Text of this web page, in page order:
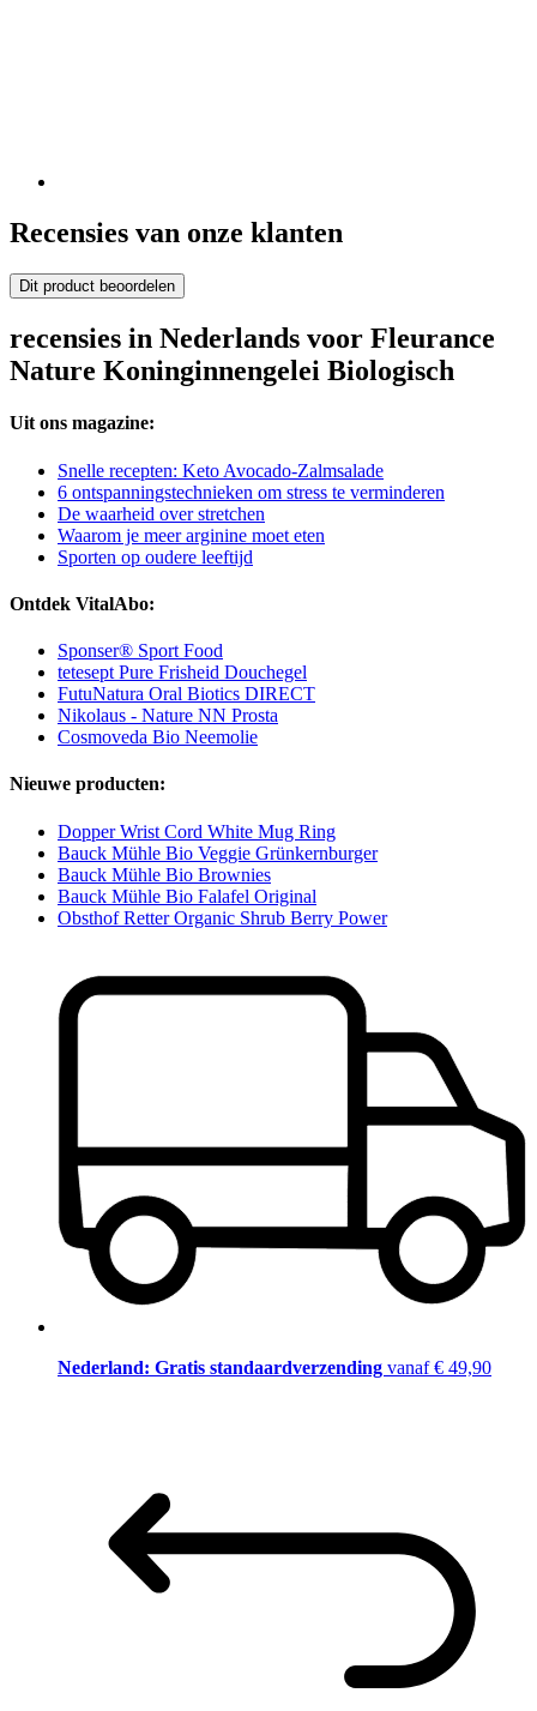
Recensies van onze klanten
Dit product beoordelen
recensies in Nederlands voor Fleurance
Nature Koninginnengelei Biologisch
Uit ons magazine:
Snelle recepten: Keto Avocado-Zalmsalade
6 ontspanningstechnieken om stress te verminderen
De waarheid over stretchen
Waarom je meer arginine moet eten
Sporten op oudere leeftijd
Ontdek VitalAbo:
Sponser® Sport Food
tetesept Pure Frisheid Douchegel
FutuNatura Oral Biotics DIRECT
Nikolaus - Nature NN Prosta
Cosmoveda Bio Neemolie
Nieuwe producten:
Dopper Wrist Cord White Mug Ring
Bauck Mühle Bio Veggie Grünkernburger
Bauck Mühle Bio Brownies
Bauck Mühle Bio Falafel Original
Obsthof Retter Organic Shrub Berry Power
Nederland: Gratis standaardverzending vanaf € 49,90